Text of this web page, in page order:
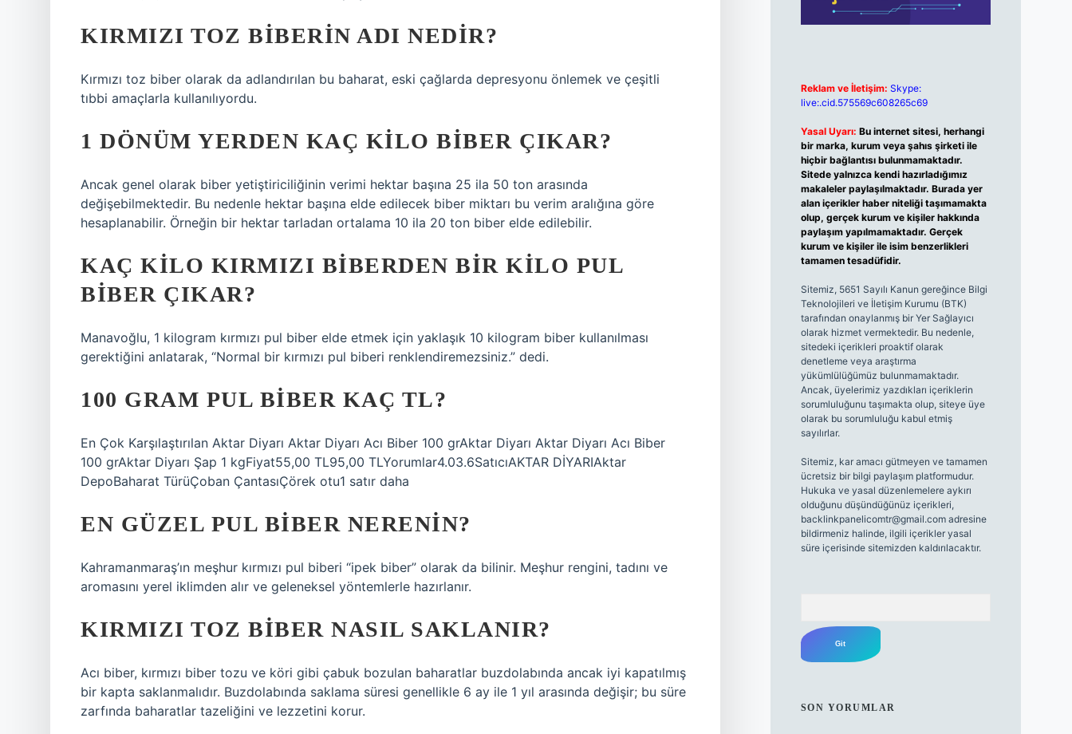
KIRMIZI TOZ BIBERIN ADI NEDIR?
Kırmızı toz biber olarak da adlandırılan bu baharat, eski çağlarda depresyonu önlemek ve çeşitli
tıbbi amaçlarla kullanılıyordu.
1 DÖNÜM YERDEN KAÇ KILO BIBER ÇIKAR?
Ancak genel olarak biber yetiştiriciliğinin verimi hektar başına 25 ila 50 ton arasında
değişebilmektedir. Bu nedenle hektar başına elde edilecek biber miktarı bu verim aralığına göre
hesaplanabilir. Örneğin bir hektar tarladan ortalama 10 ila 20 ton biber elde edilebilir.
KAÇ KILO KIRMIZI BIBERDEN BIR KILO PUL
BIBER ÇIKAR?
Manavoğlu, 1 kilogram kırmızı pul biber elde etmek için yaklaşık 10 kilogram biber kullanılması
gerektiğini anlatarak, “Normal bir kırmızı pul biberi renklendiremezsiniz.” dedi.
100 GRAM PUL BIBER KAÇ TL?
En Çok Karşılaştırılan Aktar Diyarı Aktar Diyarı Acı Biber 100 grAktar Diyarı Aktar Diyarı Acı Biber
100 grAktar Diyarı Şap 1 kgFiyat55,00 TL95,00 TLYorumlar4.03.6SatıcıAKTAR DİYARIAktar
DepoBaharat TürüÇoban ÇantasıÇörek otu1 satır daha
EN GÜZEL PUL BIBER NERENIN?
Kahramanmaraş’ın meşhur kırmızı pul biberi “ipek biber” olarak da bilinir. Meşhur rengini, tadını ve
aromasını yerel iklimden alır ve geleneksel yöntemlerle hazırlanır.
KIRMIZI TOZ BIBER NASIL SAKLANIR?
Acı biber, kırmızı biber tozu ve köri gibi çabuk bozulan baharatlar buzdolabında ancak iyi kapatılmış
bir kapta saklanmalıdır. Buzdolabında saklama süresi genellikle 6 ay ile 1 yıl arasında değişir; bu süre
zarfında baharatlar tazeliğini ve lezzetini korur.
Reklam ve İletişim: Skype:
live:.cid.575569c608265c69
Yasal Uyarı: Bu internet sitesi, herhangi
bir marka, kurum veya şahıs şirketi ile
hiçbir bağlantısı bulunmamaktadır.
Sitede yalnızca kendi hazırladığımız
makaleler paylaşılmaktadır. Burada yer
alan içerikler haber niteliği taşımamakta
olup, gerçek kurum ve kişiler hakkında
paylaşım yapılmamaktadır. Gerçek
kurum ve kişiler ile isim benzerlikleri
tamamen tesadüfidir.
Sitemiz, 5651 Sayılı Kanun gereğince Bilgi
Teknolojileri ve İletişim Kurumu (BTK)
tarafından onaylanmış bir Yer Sağlayıcı
olarak hizmet vermektedir. Bu nedenle,
sitedeki içerikleri proaktif olarak
denetleme veya araştırma
yükümlülüğümüz bulunmamaktadır.
Ancak, üyelerimiz yazdıkları içeriklerin
sorumluluğunu taşımakta olup, siteye üye
olarak bu sorumluluğu kabul etmiş
sayılırlar.
Sitemiz, kar amacı gütmeyen ve tamamen
ücretsiz bir bilgi paylaşım platformudur.
Hukuka ve yasal düzenlemelere aykırı
olduğunu düşündüğünüz içerikleri,
backlinkpanelicomtr@gmail.comadresine
bildirmeniz halinde, ilgili içerikler yasal
süre içerisinde sitemizden kaldırılacaktır.
SON YORUMLAR